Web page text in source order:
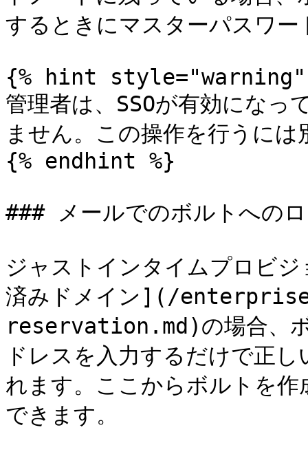
するときにマスターパスワ
{% hint style="warning"
管理者は、SSOが有効になっ
ません。この操作を行うに
{% endhint %}
### メールでのボルトへの
ジャストインタイムプロビ
済みドメイン](/
reservation.md)の場合、ボ
ドレスを入力するだけで正
れます。ここからボルトを
できます。